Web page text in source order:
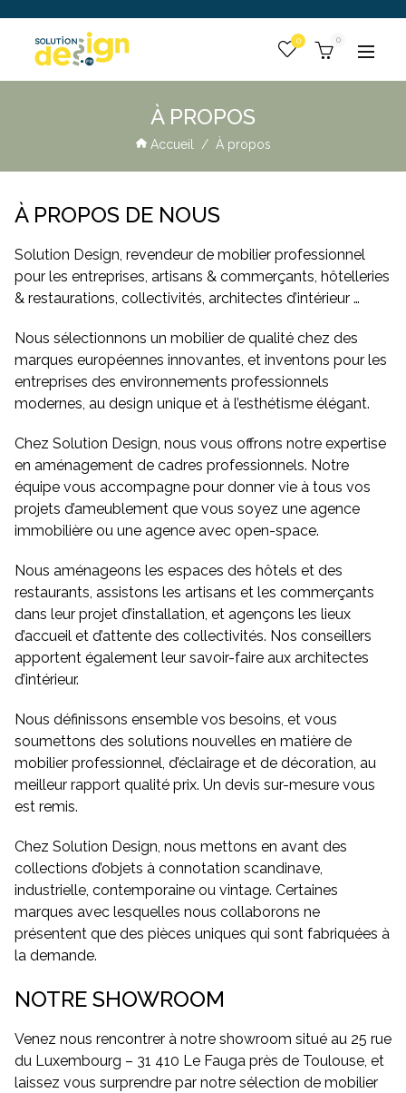
0
:
À PROPOS
Accueil / À propos
À PROPOS DE NOUS
Solution Design, revendeur de mobilier professionnel
pour les entreprises, artisans & commerçants, hôtelleries
& restaurations, collectivités, architectes d’intérieur …
Nous sélectionnons un mobilier de qualité chez des
marques européennes innovantes, et inventons pour les
entreprises des environnements professionnels
modernes, au design unique et à l’esthétisme élégant.
Chez Solution Design, nous vous offrons notre expertise
en aménagement de cadres professionnels. Notre
équipe vous accompagne pour donner vie à tous vos
projets d’ameublement que vous soyez une agence
immobilière ou une agence avec open-space.
Nous aménageons les espaces des hôtels et des
restaurants, assistons les artisans et les commerçants
dans leur projet d’installation, et agençons les lieux
d’accueil et d’attente des collectivités. Nos conseillers
apportent également leur savoir-faire aux architectes
d’intérieur.
Nous définissons ensemble vos besoins, et vous
soumettons des solutions nouvelles en matière de
mobilier professionnel, d’éclairage et de décoration, au
meilleur rapport qualité prix. Un devis sur-mesure vous
est remis.
Chez Solution Design, nous mettons en avant des
collections d’objets à connotation scandinave,
industrielle, contemporaine ou vintage. Certaines
marques avec lesquelles nous collaborons ne
présentent que des pièces uniques qui sont fabriquées à
la demande.
NOTRE SHOWROOM
Venez nous rencontrer à notre showroom situé au 25 rue
du Luxembourg – 31 410 Le Fauga près de Toulouse, et
laissez vous surprendre par notre sélection de mobilier